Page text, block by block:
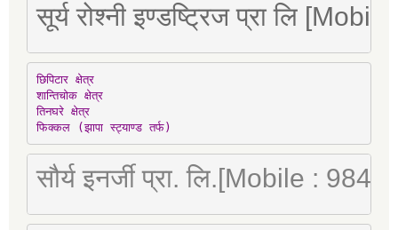
सूर्य रोश्नी इण्डष्ट्रिज प्रा लि
छिपिटार क्षेत्र
शान्तिचोक क्षेत्र
तिनघरे क्षेत्र
फिक्कल (झापा स्ट्याण्ड तर्फ)
सौर्य इनर्जी प्रा. लि.[Mobile :